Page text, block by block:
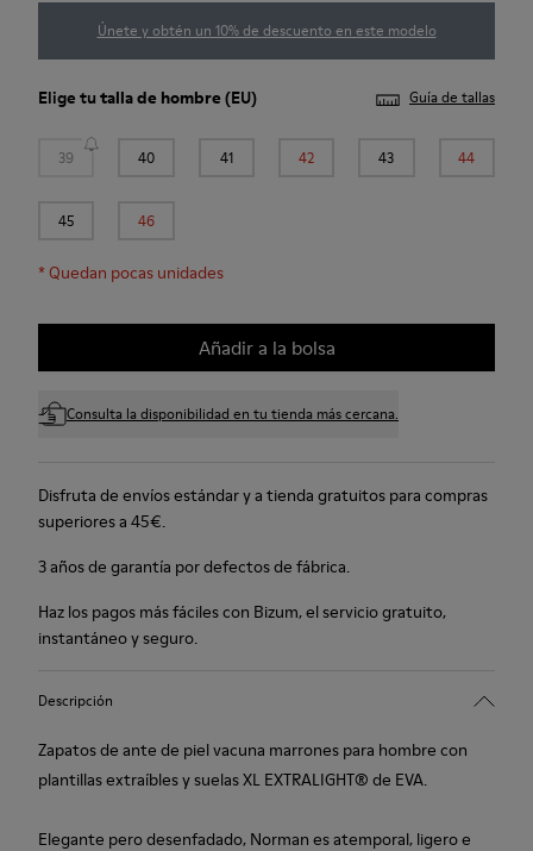
Únete y obtén un 10% de descuento en este modelo
Elige tu talla de hombre (EU) Guía de tallas
39 40 41 42 43 44
45 46
*Quedan pocas unidades
Añadir a la bolsa
Consulta la disponibilidad en tu tienda más cercana.
Disfruta de envíos estándar y a tienda gratuitos para compras
superiores a 45€.
3 años de garantía por defectos de fábrica.
Haz los pagos más fáciles con Bizum, el servicio gratuito,
instantáneo y seguro.
Descripción
Zapatos de ante de piel vacuna marrones para hombre con
plantillas extraíbles y suelas XL EXTRALIGHT® de EVA.
Elegante pero desenfadado, Norman es atemporal, ligero e